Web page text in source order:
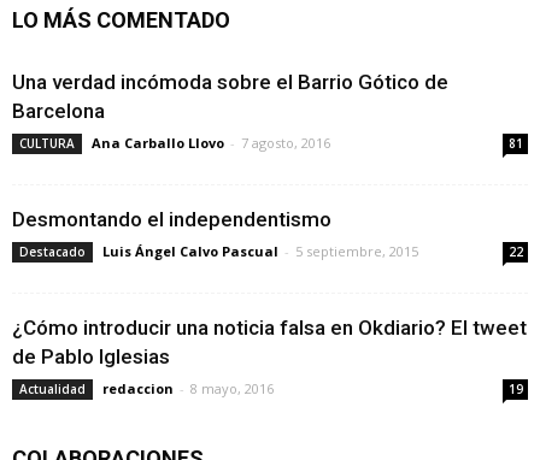
LO MÁS COMENTADO
Una verdad incómoda sobre el Barrio Gótico de
Barcelona
CULTURA Ana Carballo Llovo - 7 agosto, 2016 81
Desmontando el independentismo
Destacado Luis Ángel Calvo Pascual - 5 septiembre, 2015 22
¿Cómo introducir una noticia falsa en Okdiario? El tweet
de Pablo Iglesias
Actualidad redaccion - 8 mayo, 2016 19